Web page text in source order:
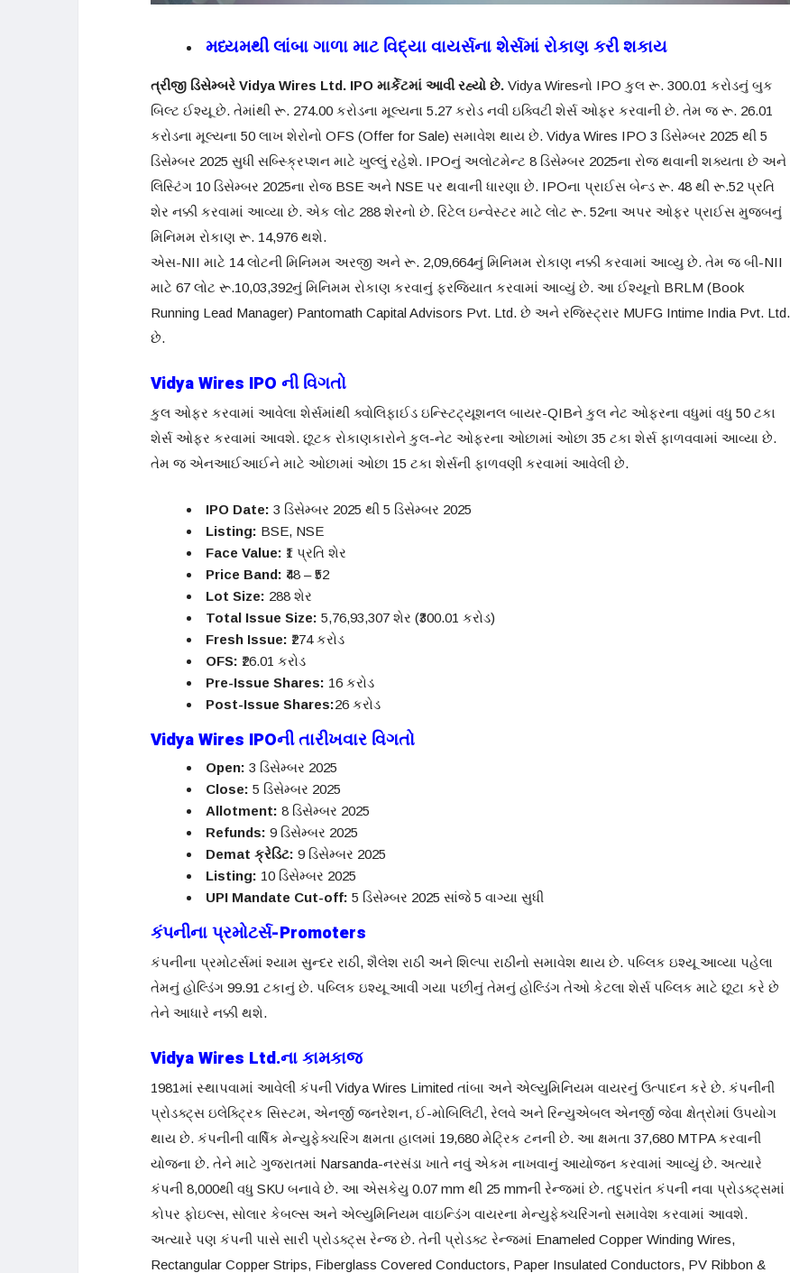
મધ્યમથી લાંબા ગાળા માટ વિદ્યા વાયર્સના શેર્સમાં રોકાણ કરી શકાય
ત્રીજી ડિસેમ્બરે Vidya Wires Ltd. IPO માર્કેટમાં આવી રહ્યો છે. Vidya Wiresનો IPO કુલ રૂ. 300.01 કરોડનું બુક
બિલ્ટ ઈશ્યૂ છે. તેમાંથી રૂ. 274.00 કરોડના મૂલ્યના 5.27 કરોડ નવી ઇક્વિટી શેર્સ ઓફર કરવાની છે. તેમ જ રૂ. 26.01
કરોડના મૂલ્યના 50 લાખ શેરોનો OFS (Offer for Sale) સમાવેશ થાય છે. Vidya Wires IPO 3 ડિસેમ્બર 2025 થી 5
ડિસેમ્બર 2025 સુધી સબ્સ્ક્રિપ્શન માટે ખુલ્લું રહેશે. IPOનું અલોટમેન્ટ 8 ડિસેમ્બર 2025ના રોજ થવાની શક્યતા છે અને
લિસ્ટિંગ 10 ડિસેમ્બર 2025ના રોજ BSE અને NSE પર થવાની ધારણા છે. IPOના પ્રાઈસ બેન્ડ રૂ. 48 થી રૂ.52 પ્રતિ
શેર નક્કી કરવામાં આવ્યા છે. એક લોટ 288 શેરનો છે. રિટેલ ઇન્વેસ્ટર માટે લોટ રૂ. 52ના અપર ઓફર પ્રાઈસ મુજબનું
મિનિમમ રોકાણ રૂ. 14,976 થશે.
એસ-NII માટે 14 લોટની મિનિમમ અરજી અને રૂ. 2,09,664નું મિનિમમ રોકાણ નક્કી કરવામાં આવ્યુ છે. તેમ જ બી-NII
માટે 67 લોટ રૂ.10,03,392નું મિનિમમ રોકાણ કરવાનું ફરજિયાત કરવામાં આવ્યું છે. આ ઈશ્યૂનો BRLM (Book
Running Lead Manager) Pantomath Capital Advisors Pvt. Ltd. છે અને રજિસ્ટ્રાર MUFG Intime India Pvt. Ltd.
છે.
Vidya Wires IPO ની વિગતો
કુલ ઓફર કરવામાં આવેલા શેર્સમાંથી ક્વોલિફાઈડ ઇન્સ્ટિટ્યૂશનલ બાયર-QIBને કુલ નેટ ઓફરના વધુમાં વધુ 50 ટકા
શેર્સ ઓફર કરવામાં આવશે. છૂટક રોકાણકારોને કુલ-નેટ ઓફરના ઓછામાં ઓછા 35 ટકા શેર્સ ફાળવવામાં આવ્યા છે.
તેમ જ એનઆઈઆઈને માટે ઓછામાં ઓછા 15 ટકા શેર્સની ફાળવણી કરવામાં આવેલી છે.
IPO Date: 3 ડિસેમ્બર 2025 થી 5 ડિસેમ્બર 2025
Listing: BSE, NSE
Face Value: ₹1 પ્રતિ શેર
Price Band: ₹48 – ₹52
Lot Size: 288 શેર
Total Issue Size: 5,76,93,307 શેર (₹300.01 કરોડ)
Fresh Issue: ₹274 કરોડ
OFS: ₹26.01 કરોડ
Pre-Issue Shares: 16 કરોડ
Post-Issue Shares:26 કરોડ
Vidya Wires IPOની તારીખવાર વિગતો
Open: 3 ડિસેમ્બર 2025
Close: 5 ડિસેમ્બર 2025
Allotment: 8 ડિસેમ્બર 2025
Refunds: 9 ડિસેમ્બર 2025
Demat ક્રેડિટ: 9 ડિસેમ્બર 2025
Listing: 10 ડિસેમ્બર 2025
UPI Mandate Cut-off: 5 ડિસેમ્બર 2025 સાંજે 5 વાગ્યા સુધી
કંપનીના પ્રમોટર્સ-Promoters
કંપનીના પ્રમોટર્સમાં શ્યામ સુન્દર રાઠી, શૈલેશ રાઠી અને શિલ્પા રાઠીનો સમાવેશ થાય છે. પબ્લિક ઇશ્યૂ આવ્યા પહેલા
તેમનું હોલ્ડિંગ 99.91 ટકાનું છે. પબ્લિક ઇશ્યૂ આવી ગયા પછીનું તેમનું હોલ્ડિંગ તેઓ કેટલા શેર્સ પબ્લિક માટે છૂટા કરે છે
તેને આધારે નક્કી થશે.
Vidya Wires Ltd.ના કામકાજ
1981માં સ્થાપવામાં આવેલી કંપની Vidya Wires Limited તાંબા અને એલ્યુમિનિયમ વાયરનું ઉત્પાદન કરે છે. કંપનીની
પ્રોડક્ટ્સ ઇલેક્ટ્રિક સિસ્ટમ, એનર્જી જનરેશન, ઈ-મોબિલિટી, રેલવે અને રિન્યુએબલ એનર્જી જેવા ક્ષેત્રોમાં ઉપયોગ
થાય છે. કંપનીની વાર્ષિક મેન્યુફેક્ચરિંગ ક્ષમતા હાલમાં 19,680 મેટ્રિક ટનની છે. આ ક્ષમતા 37,680 MTPA કરવાની
યોજના છે. તેને માટે ગુજરાતમાં Narsanda-નરસંડા ખાતે નવું એકમ નાખવાનું આયોજન કરવામાં આવ્યું છે. અત્યારે
કંપની 8,000થી વધુ SKU બનાવે છે. આ એસકેયુ 0.07 mm થી 25 mmની રેન્જમાં છે. તદુપરાંત કંપની નવા પ્રોડક્ટ્સમાં
કોપર ફોઇલ્સ, સોલાર કેબલ્સ અને એલ્યુમિનિયમ વાઇન્ડિંગ વાયરના મેન્યુફેક્ચરિંગનો સમાવેશ કરવામાં આવશે.
અત્યારે પણ કંપની પાસે સારી પ્રોડક્ટ્સ રેન્જ છે. તેની પ્રોડક્ટ રેન્જમાં Enameled Copper Winding Wires,
Rectangular Copper Strips, Fiberglass Covered Conductors, Paper Insulated Conductors, PV Ribbon &